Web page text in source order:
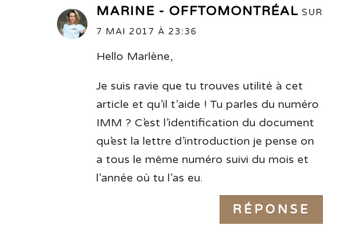
MARINE - OFFTOMONTRÉAL SUR
7 MAI 2017 À 23:36
Hello Marlène,
Je suis ravie que tu trouves utilité à cet
article et qu’il t’aide ! Tu parles du numéro
IMM ? C’est l’identification du document
qu’est la lettre d’introduction je pense on
a tous le même numéro suivi du mois et
l’année où tu l’as eu.
RÉPONSE